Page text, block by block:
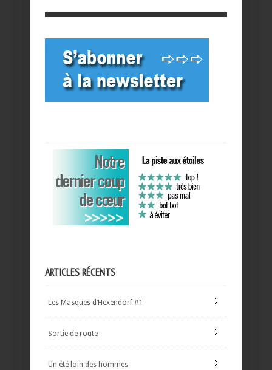
ARTICLES RÉCENTS
Les Masques d’Hexendorf #1
Sortie de route
Un été loin des hommes